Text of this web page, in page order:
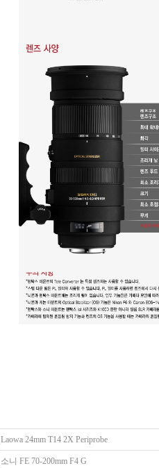
Laowa 24mm T14 2X Periprobe
소니 FE 70-200mm F4 G